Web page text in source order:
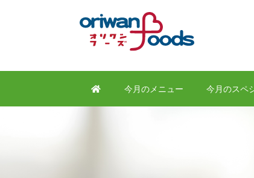
今月のメニュー 今月のスペ